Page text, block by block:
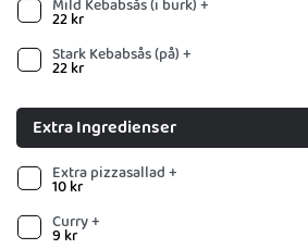
Mild Kebabsås (i burk) +
22kr
Stark Kebabsås (på) +
22kr
Extra Ingredienser
Extra pizzasallad +
10kr
Curry +
9 kr